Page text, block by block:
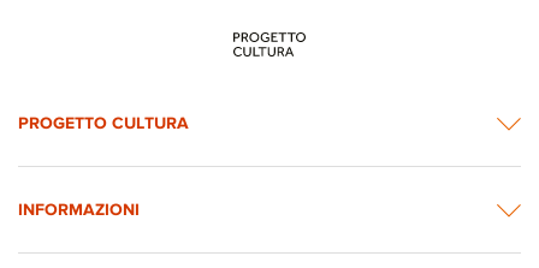
PROGETTO CULTURA
INFORMAZIONI